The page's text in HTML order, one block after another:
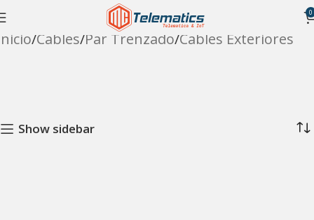
0
Cables Par Trenzado Cables Exteriores
Show sidebar